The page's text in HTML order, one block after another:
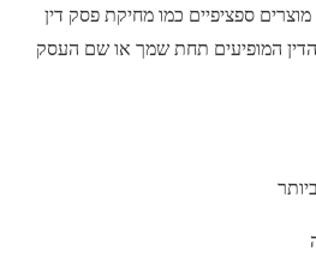
ספציפיים כמו מחיקת פסק דין
המופיעים תחת שמך או שם העסק